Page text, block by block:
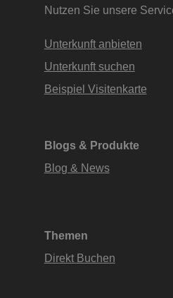
Nutzen Sie unsere
Unterkunft anbieten
Unterkunft suchen
Beispiel Visitenkarte
Blogs & Produkte
Blog & News
Themen
Direkt Buchen